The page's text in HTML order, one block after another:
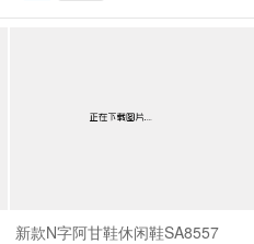
新款N字阿甘鞋休闲鞋SA8557